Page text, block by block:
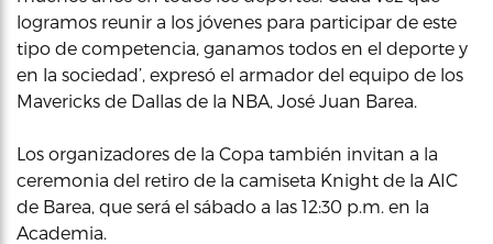
logramos reunir a los jóvenes para participar de este
tipo de competencia, ganamos todos en el deporte y
en la sociedad’, expresó el armador del equipo de los
Mavericks de Dallas de la NBA, José Juan Barea.
Los organizadores de la Copa también invitan a la
ceremonia del retiro de la camiseta Knight de la AIC
de Barea, que será el sábado a las 12:30 p.m. en la
Academia.